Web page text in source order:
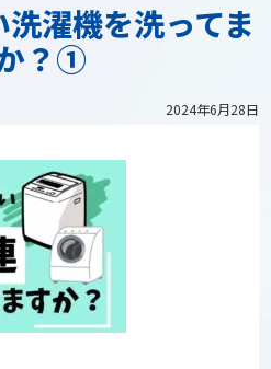
濯機を洗ってま
？①
2024年6月28日